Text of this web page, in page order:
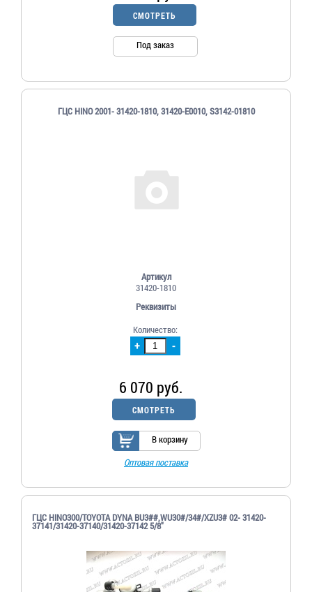
СМОТРЕТЬ
Под заказ
ГЦС HINO 2001- 31420-1810, 31420-E0010, S3142-01810
Артикул
31420-1810
Реквизиты
+ -
Количество:
6 070 руб.
СМОТРЕТЬ
В корзину
Оптовая поставка
ГЦС HINO300/TOYOTA DYNA BU3##,WU30#/34#/XZU3# 02- 31420-
37141/31420-37140/31420-37142 5/8"